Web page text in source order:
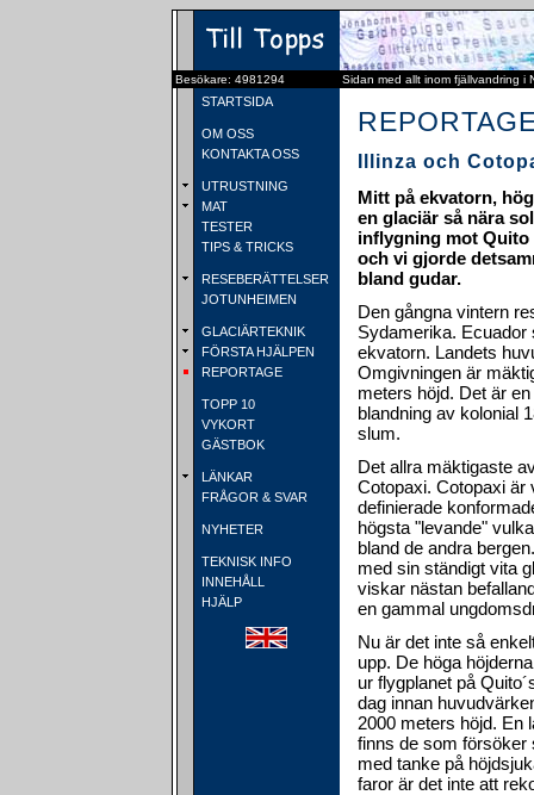
Besökare: 4981294 Sidan med allt inom fjällvandring i
STARTSIDA
OM OSS
KONTAKTA OSS
UTRUSTNING
MAT
TESTER
TIPS & TRICKS
RESEBERÄTTELSER
JOTUNHEIMEN
GLACIÄRTEKNIK
FÖRSTA HJÄLPEN
REPORTAGE
TOPP 10
VYKORT
GÄSTBOK
LÄNKAR
FRÅGOR & SVAR
NYHETER
TEKNISK INFO
INNEHÅLL
HJÄLP
Illinza och
Mitt på ekvatorn,
en glaciär så nära
inflygning mot Quito
och vi gjorde
bland gudar.
Den gångna vintern
Sydamerika. Ecuador
ekvatorn. Landets
Omgivningen är
meters höjd. Det är
blandning av kolonial
slum.
Det allra mäktigaste
Cotopaxi. Cotopaxi
definierade
högsta "levande"
bland de andra
med sin ständigt vita
viskar nästan
en gammal
Nu är det inte så
upp. De höga
ur flygplanet på
dag innan
2000 meters höjd. En
finns de som försöker
med tanke på
faror är det inte att